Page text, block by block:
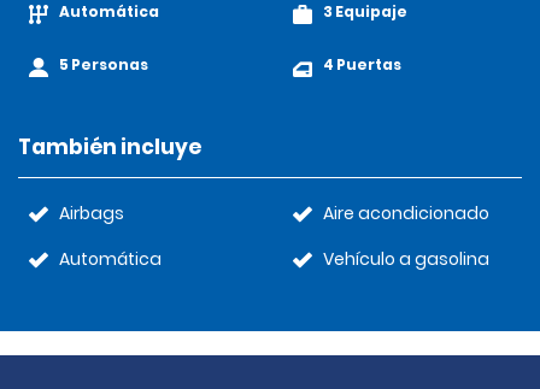
Automática
5 Personas
3 Equipaje
4 Puertas
También incluye
Airbags
Automática
Aire acondicionado
Vehículo a gasolina